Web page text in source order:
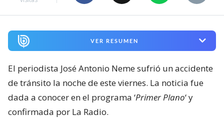
VER RESUMEN
El periodista José Antonio Neme sufrió un accidente
de tránsito la noche de este viernes. La noticia fue
dada a conocer en el programa ‘Primer Plano‘ y
confirmada por La Radio.